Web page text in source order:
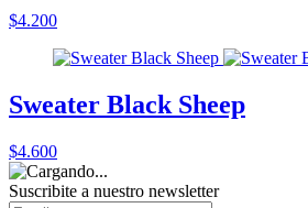
$4.200
Sweater Black Sheep
$4.600
Suscribite a nuestro newsletter